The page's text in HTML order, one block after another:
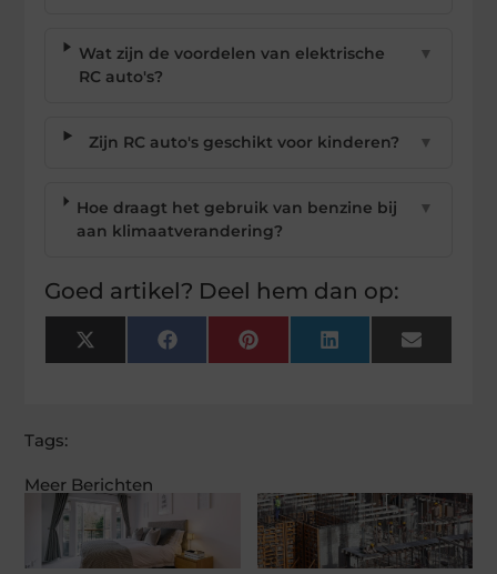
Meer Berichten
Wat zijn de voordelen van elektrische
RC auto's?
▼
Zijn RC auto's geschikt voor kinderen? ▼
Hoe draagt het gebruik van benzine bij
aan klimaatverandering?
▼
Goed artikel? Deel hem dan op:
X
(Twitter)
FacebookPinterest LinkedIn Email
Tags: